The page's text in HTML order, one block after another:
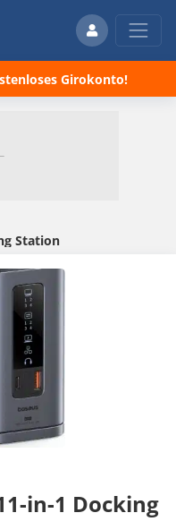
Girokonto!
Station
in-1 Docking